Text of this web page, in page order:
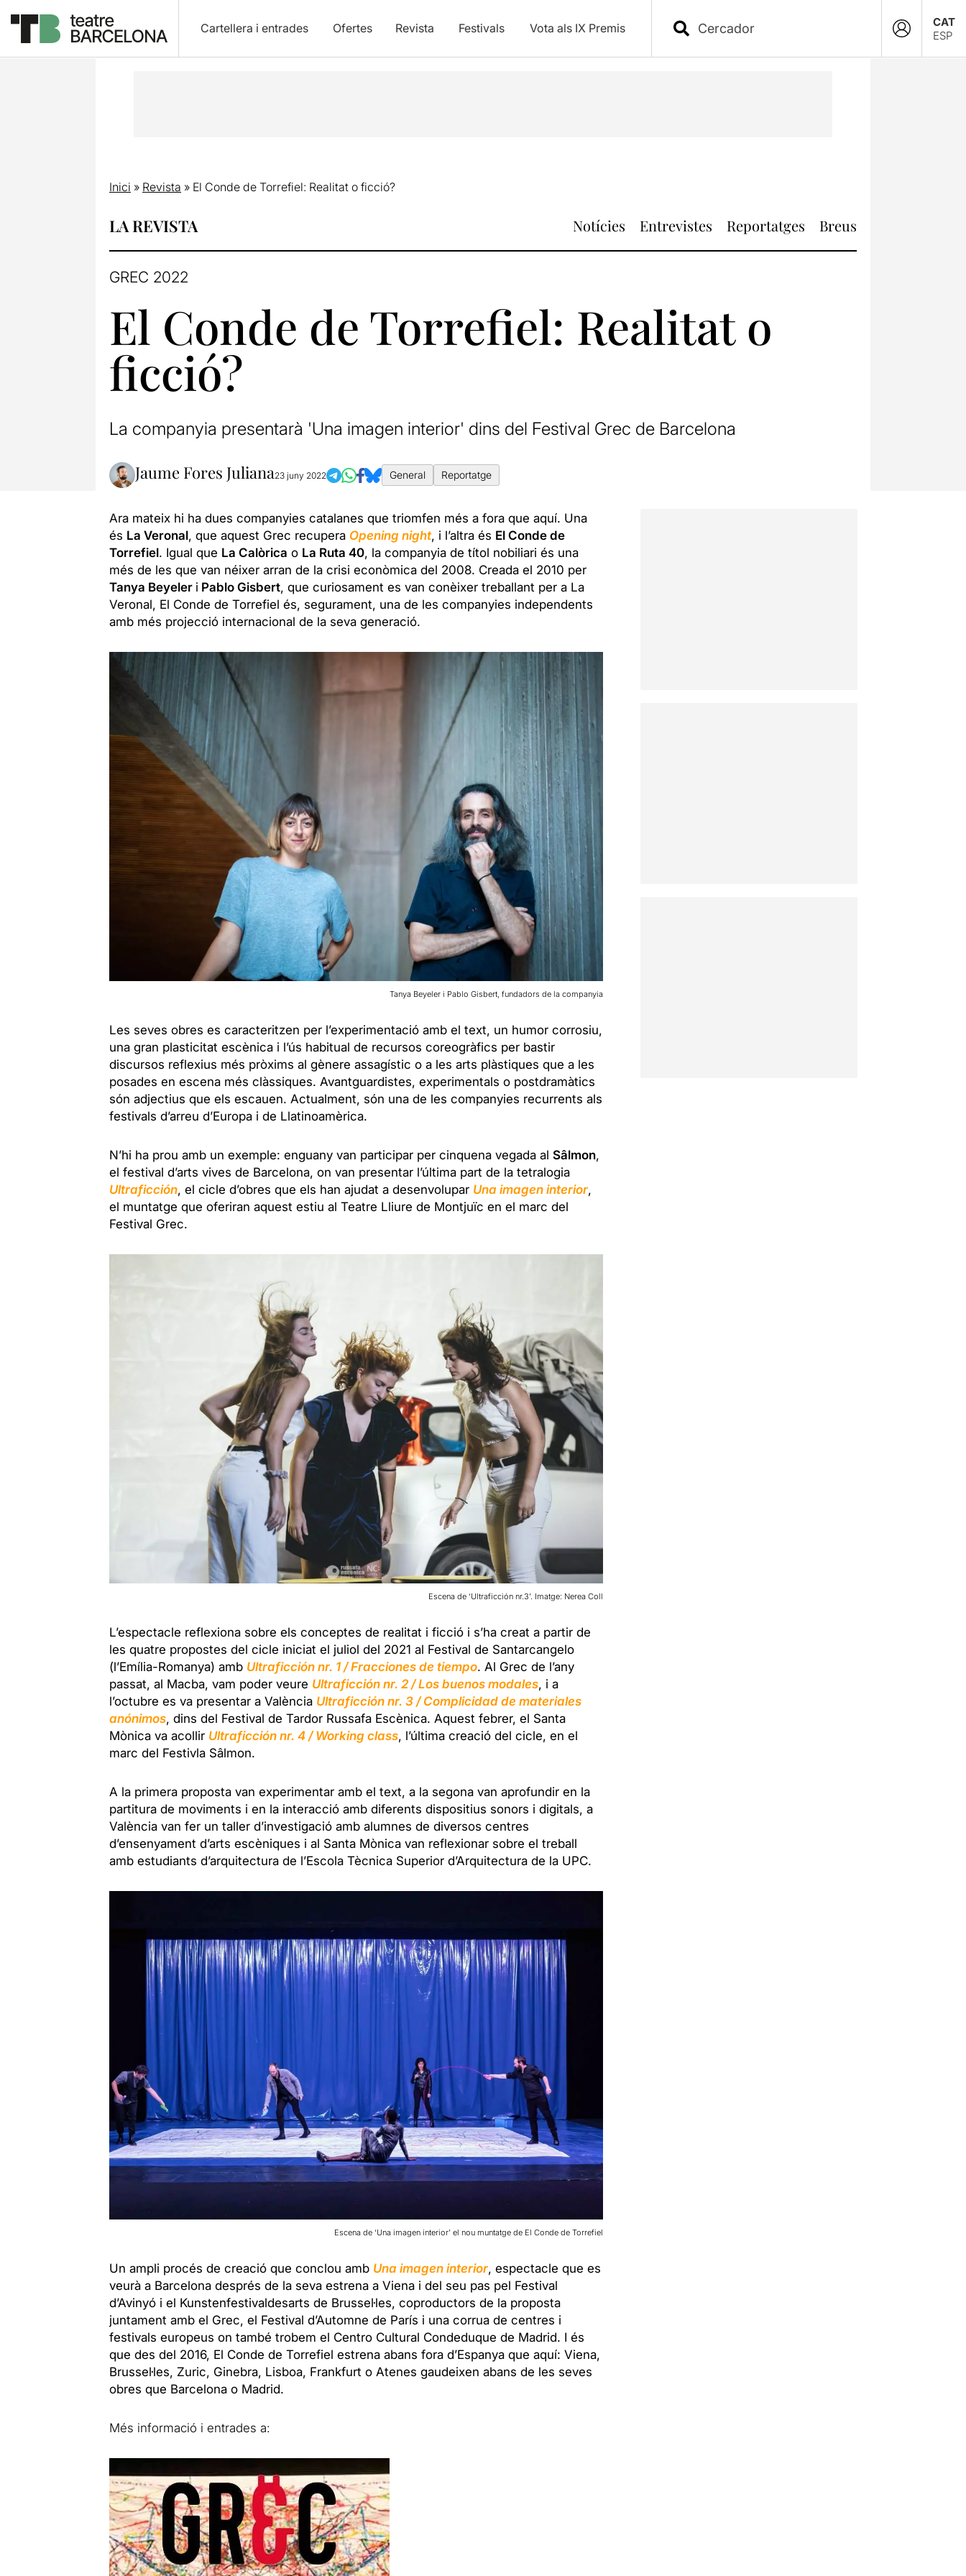
Cartellera i entrades Ofertes Revista Festivals Vota als IX Premis
CAT
ESP
Inici » Revista » El Conde de Torrefiel: Realitat o ficció?
LA REVISTA Notícies Entrevistes Reportatges Breus
GREC 2022
El Conde de Torrefiel: Realitat o
ficció?
La companyia presentarà 'Una imagen interior' dins del Festival Grec de Barcelona
Jaume Fores Juliana23 juny 2022 General Reportatge
Ara mateix hi ha dues companyies catalanes que triomfen més a fora que aquí. Una
és La Veronal, que aquest Grec recupera Opening night, i l’altra és El Conde de
Torrefiel. Igual que La Calòrica o La Ruta 40, la companyia de títol nobiliari és una
més de les que van néixer arran de la crisi econòmica del 2008. Creada el 2010 per
Tanya Beyeler i Pablo Gisbert, que curiosament es van conèixer treballant per a La
Veronal, El Conde de Torrefiel és, segurament, una de les companyies independents
amb més projecció internacional de la seva generació.
Tanya Beyeler i Pablo Gisbert, fundadors de la companyia
Les seves obres es caracteritzen per l’experimentació amb el text, un humor corrosiu,
una gran plasticitat escènica i l’ús habitual de recursos coreogràfics per bastir
discursos reflexius més pròxims al gènere assagístic o a les arts plàstiques que a les
posades en escena més clàssiques. Avantguardistes, experimentals o postdramàtics
són adjectius que els escauen. Actualment, són una de les companyies recurrents als
festivals d’arreu d’Europa i de Llatinoamèrica.
N’hi ha prou amb un exemple: enguany van participar per cinquena vegada al Sâlmon,
el festival d’arts vives de Barcelona, on van presentar l’última part de la tetralogia
Ultraficción, el cicle d’obres que els han ajudat a desenvolupar Una imagen interior,
el muntatge que oferiran aquest estiu al Teatre Lliure de Montjuïc en el marc del
Festival Grec.
Escena de ‘Ultraficción nr.3’. Imatge: Nerea Coll
L’espectacle reflexiona sobre els conceptes de realitat i ficció i s’ha creat a partir de
les quatre propostes del cicle iniciat el juliol del 2021 al Festival de Santarcangelo
(l’Emília-Romanya) amb Ultraficción nr. 1 / Fracciones de tiempo. Al Grec de l’any
passat, al Macba, vam poder veure Ultraficción nr. 2 / Los buenos modales, i a
l’octubre es va presentar a València Ultraficción nr. 3 / Complicidad de materiales
anónimos, dins del Festival de Tardor Russafa Escènica. Aquest febrer, el Santa
Mònica va acollir Ultraficción nr. 4 / Working class, l’última creació del cicle, en el
marc del Festivla Sâlmon.
A la primera proposta van experimentar amb el text, a la segona van aprofundir en la
partitura de moviments i en la interacció amb diferents dispositius sonors i digitals, a
València van fer un taller d’investigació amb alumnes de diversos centres
d’ensenyament d’arts escèniques i al Santa Mònica van reflexionar sobre el treball
amb estudiants d’arquitectura de l’Escola Tècnica Superior d’Arquitectura de la UPC.
Escena de ‘Una imagen interior’ el nou muntatge de El Conde de Torrefiel
Un ampli procés de creació que conclou amb Una imagen interior, espectacle que es
veurà a Barcelona després de la seva estrena a Viena i del seu pas pel Festival
d’Avinyó i el Kunstenfestivaldesarts de Brussel·les, coproductors de la proposta
juntament amb el Grec, el Festival d’Automne de París i una corrua de centres i
festivals europeus on també trobem el Centro Cultural Condeduque de Madrid. I és
que des del 2016, El Conde de Torrefiel estrena abans fora d’Espanya que aquí: Viena,
Brussel·les, Zuric, Ginebra, Lisboa, Frankfurt o Atenes gaudeixen abans de les seves
obres que Barcelona o Madrid.
Més informació i entrades a: